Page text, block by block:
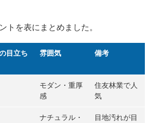
トを表にまとめました。
目立ち
雰囲気 備考
モダン・重厚
感
住友林業で人
気
ナチュラル・
目地汚れが目